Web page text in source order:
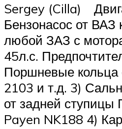
Sergey (Cilla)
Бензонасос от ВАЗ
любой ЗАЗ с
45л.с.
Поршневые
2103 и т.д. 3)
от задней ступицы
Payen NK188 4)